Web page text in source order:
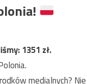
1351 zł.
medialnych?